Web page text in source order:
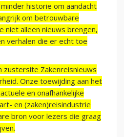
historie om aandacht
om betrouwbare
niet alleen nieuws brengen,
verhalen die er echt toe
zustersite Zakenreisnieuws
Onze toewijding aan het
en onafhankelijke
en (zaken)reisindustrie
bron voor lezers die graag